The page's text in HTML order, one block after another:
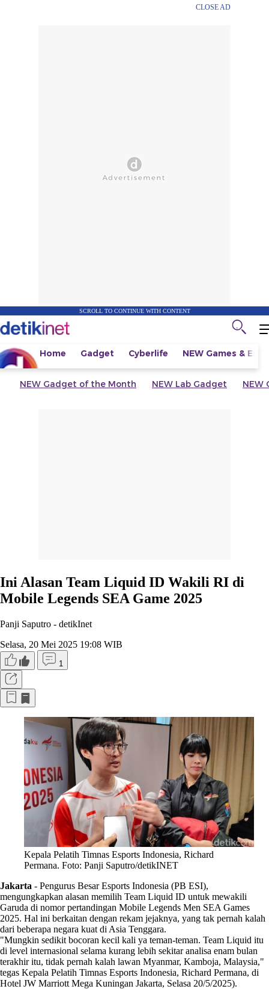
CLOSE AD
SCROLL TO CONTINUE WITH CONTENT
Home Gadget Cyberlife NEW Games &
NEW Gadget of the Month NEW Lab Gadget NEW
Ini Alasan Team Liquid ID Wakili RI di
Mobile Legends SEA Game 2025
Panji Saputro - detikInet
Selasa, 20 Mei 2025 19:08 WIB
1
Kepala Pelatih Timnas Esports Indonesia, Richard
Permana. Foto: Panji Saputro/detikINET
Jakarta - Pengurus Besar Esports Indonesia (PB ESI),
mengungkapkan alasan memilih Team Liquid ID untuk mewakili
Garuda di nomor pertandingan Mobile Legends Men SEA Games
2025. Hal ini berkaitan dengan rekam jejaknya, yang tak pernah kalah
dari beberapa negara kuat di Asia Tenggara.
"Mungkin sedikit bocoran kecil kali ya teman-teman. Team Liquid itu
di level internasional selama kurang lebih sekitar analisa enam bulan
terakhir itu, tidak pernah kalah lawan Myanmar, Kamboja, Malaysia,"
tegas Kepala Pelatih Timnas Esports Indonesia, Richard Permana, di
Hotel JW Marriott Mega Kuningan Jakarta, Selasa 20/5/2025).